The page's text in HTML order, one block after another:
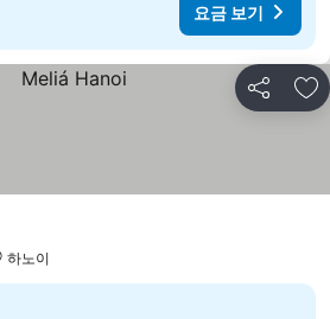
요금 보기
공유 즐
하노이